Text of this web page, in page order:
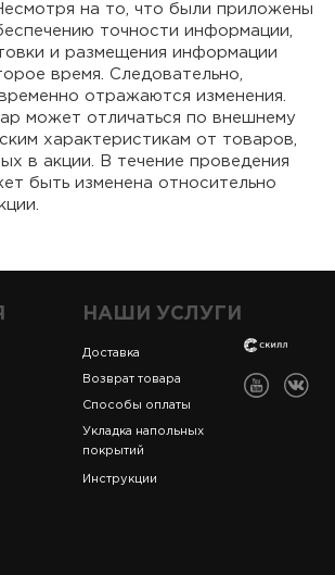
на то, что были приложены
точности информации,
и размещения информации
время. Следовательно,
отражаются изменения.
может отличаться по внешнему
характеристикам от товаров,
в акции. В течение проведения
быть изменена относительно
НАШИ УСЛУГИ
Доставка
Возврат товара
Способы оплаты
Укладка напольных
покрытий
Инструкции